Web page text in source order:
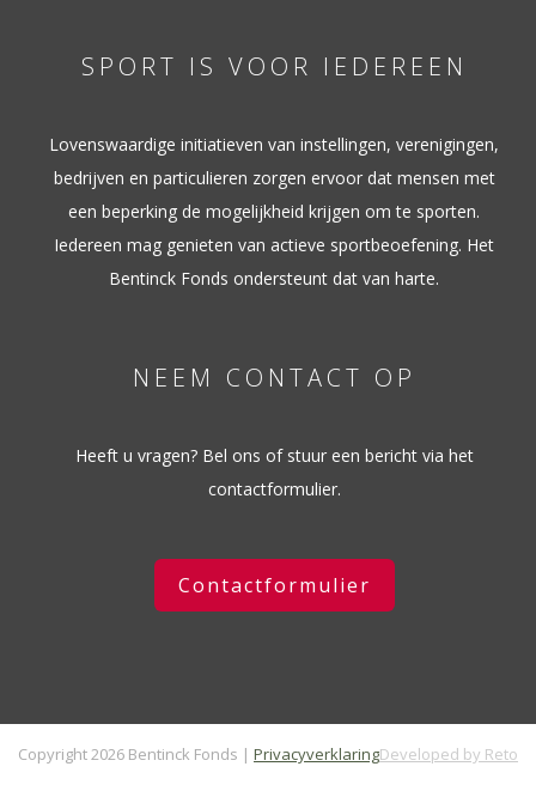
SPORT IS VOOR IEDEREEN
Lovenswaardige initiatieven van instellingen, verenigingen,
bedrijven en particulieren zorgen ervoor dat mensen met
een beperking de mogelijkheid krijgen om te sporten.
Iedereen mag genieten van actieve sportbeoefening. Het
Bentinck Fonds ondersteunt dat van harte.
NEEM CONTACT OP
Heeft u vragen? Bel ons of stuur een bericht via het
contactformulier.
Contactformulier
Developed by Reto
Copyright 2026 Bentinck Fonds | Privacyverklaring